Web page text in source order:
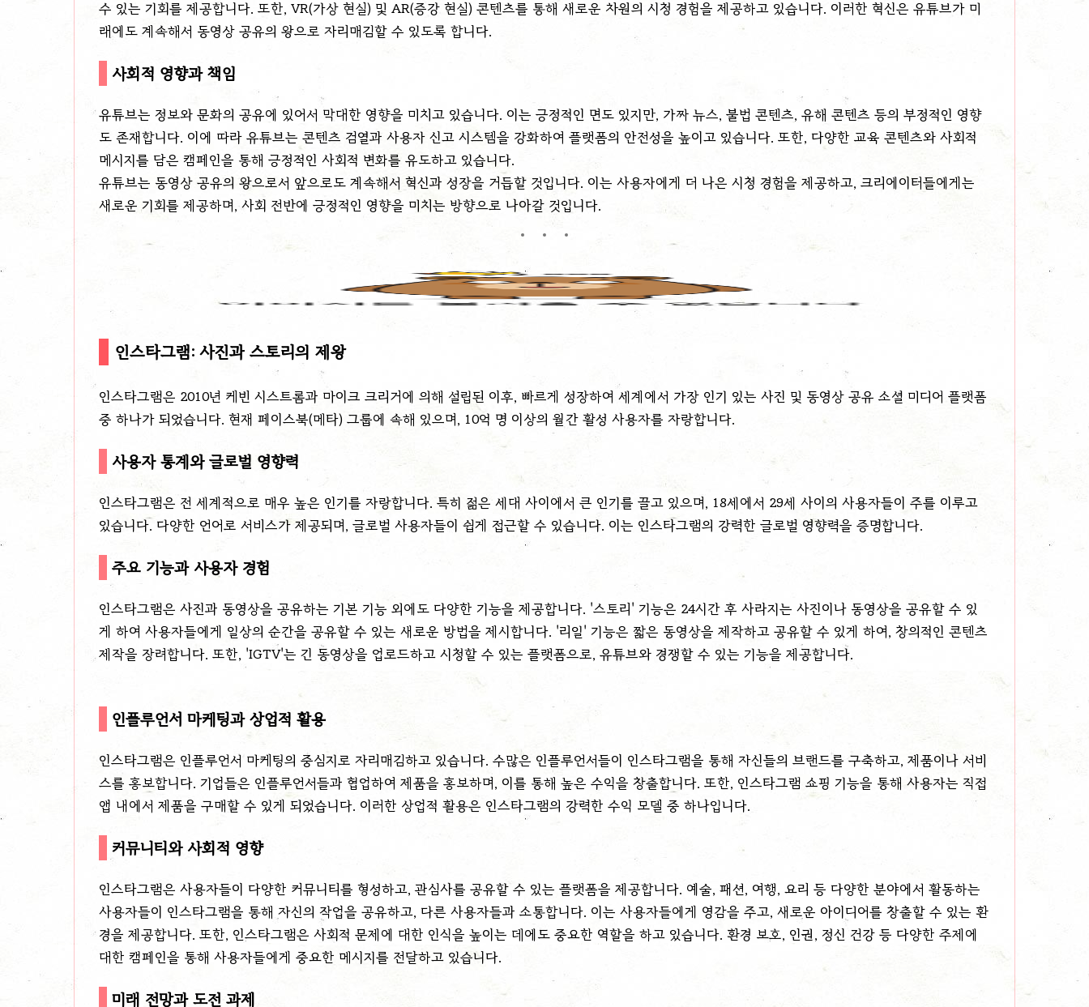
수 있는 기회를 제공합니다. 또한, VR(가상 현실) 및 AR(증강 현실) 콘텐츠를 통해 새로운 차원의 시청 경험을 제공하고 있습니다. 이러한 혁신은 유튜브가 미
래에도 계속해서 동영상 공유의 왕으로 자리매김할 수 있도록 합니다.
사회적 영향과 책임
유튜브는 정보와 문화의 공유에 있어서 막대한 영향을 미치고 있습니다. 이는 긍정적인 면도 있지만, 가짜 뉴스, 불법 콘텐츠, 유해 콘텐츠 등의 부정적인 영향
도 존재합니다. 이에 따라 유튜브는 콘텐츠 검열과 사용자 신고 시스템을 강화하여 플랫폼의 안전성을 높이고 있습니다. 또한, 다양한 교육 콘텐츠와 사회적
메시지를 담은 캠페인을 통해 긍정적인 사회적 변화를 유도하고 있습니다.
유튜브는 동영상 공유의 왕으로서 앞으로도 계속해서 혁신과 성장을 거듭할 것입니다. 이는 사용자에게 더 나은 시청 경험을 제공하고, 크리에이터들에게는
새로운 기회를 제공하며, 사회 전반에 긍정적인 영향을 미치는 방향으로 나아갈 것입니다.
인스타그램: 사진과 스토리의 제왕
인스타그램은 2010년 케빈 시스트롬과 마이크 크리거에 의해 설립된 이후, 빠르게 성장하여 세계에서 가장 인기 있는 사진 및 동영상 공유 소셜 미디어 플랫폼
중 하나가 되었습니다. 현재 페이스북(메타) 그룹에 속해 있으며, 10억 명 이상의 월간 활성 사용자를 자랑합니다.
사용자 통계와 글로벌 영향력
인스타그램은 전 세계적으로 매우 높은 인기를 자랑합니다. 특히 젊은 세대 사이에서 큰 인기를 끌고 있으며, 18세에서 29세 사이의 사용자들이 주를 이루고
있습니다. 다양한 언어로 서비스가 제공되며, 글로벌 사용자들이 쉽게 접근할 수 있습니다. 이는 인스타그램의 강력한 글로벌 영향력을 증명합니다.
주요 기능과 사용자 경험
인스타그램은 사진과 동영상을 공유하는 기본 기능 외에도 다양한 기능을 제공합니다. '스토리' 기능은 24시간 후 사라지는 사진이나 동영상을 공유할 수 있
게 하여 사용자들에게 일상의 순간을 공유할 수 있는 새로운 방법을 제시합니다. '리일' 기능은 짧은 동영상을 제작하고 공유할 수 있게 하여, 창의적인 콘텐츠
제작을 장려합니다. 또한, 'IGTV'는 긴 동영상을 업로드하고 시청할 수 있는 플랫폼으로, 유튜브와 경쟁할 수 있는 기능을 제공합니다.
인플루언서 마케팅과 상업적 활용
인스타그램은 인플루언서 마케팅의 중심지로 자리매김하고 있습니다. 수많은 인플루언서들이 인스타그램을 통해 자신들의 브랜드를 구축하고, 제품이나 서비
스를 홍보합니다. 기업들은 인플루언서들과 협업하여 제품을 홍보하며, 이를 통해 높은 수익을 창출합니다. 또한, 인스타그램 쇼핑 기능을 통해 사용자는 직접
앱 내에서 제품을 구매할 수 있게 되었습니다. 이러한 상업적 활용은 인스타그램의 강력한 수익 모델 중 하나입니다.
커뮤니티와 사회적 영향
인스타그램은 사용자들이 다양한 커뮤니티를 형성하고, 관심사를 공유할 수 있는 플랫폼을 제공합니다. 예술, 패션, 여행, 요리 등 다양한 분야에서 활동하는
사용자들이 인스타그램을 통해 자신의 작업을 공유하고, 다른 사용자들과 소통합니다. 이는 사용자들에게 영감을 주고, 새로운 아이디어를 창출할 수 있는 환
경을 제공합니다. 또한, 인스타그램은 사회적 문제에 대한 인식을 높이는 데에도 중요한 역할을 하고 있습니다. 환경 보호, 인권, 정신 건강 등 다양한 주제에
대한 캠페인을 통해 사용자들에게 중요한 메시지를 전달하고 있습니다.
미래 전망과 도전 과제